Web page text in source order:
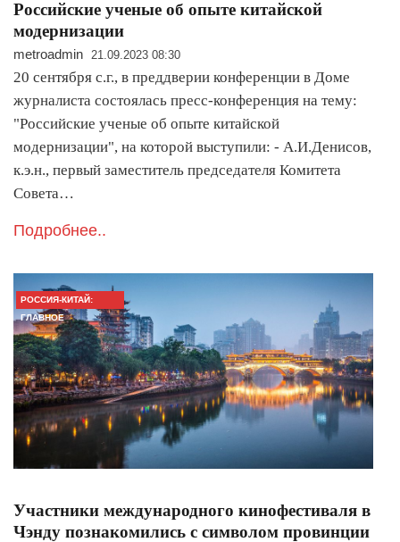
Российские ученые об опыте китайской
модернизации
metroadmin 21.09.2023 08:30
20 сентября с.г., в преддверии конференции в Доме
журналиста состоялась пресс-конференция на тему:
"Российские ученые об опыте китайской
модернизации", на которой выступили: - А.И.Денисов,
к.э.н., первый заместитель председателя Комитета
Совета…
Подробнее..
РОССИЯ-КИТАЙ:
ГЛАВНОЕ
Участники международного кинофестиваля в
Чэнду познакомились с символом провинции